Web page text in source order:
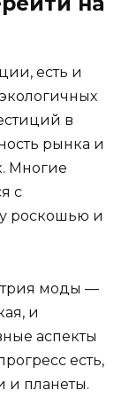
есть и
в
рынка и
Многие
с
роскошью и
моды —
и
аспекты
есть,
и планеты.